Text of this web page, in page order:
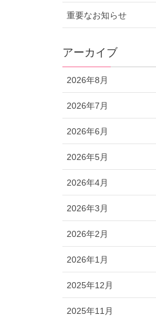
重要なお知らせ
アーカイブ
2026年8月
2026年7月
2026年6月
2026年5月
2026年4月
2026年3月
2026年2月
2026年1月
2025年12月
2025年11月